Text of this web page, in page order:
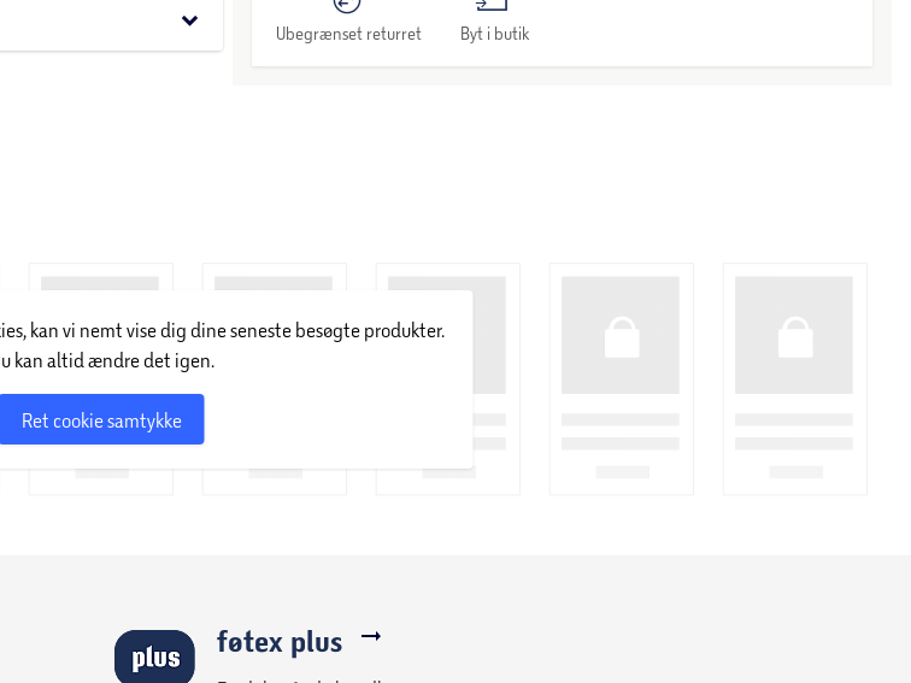
keyboard_arrow_down Ubegrænset returret Byt i butik
kan vi nemt vise dig dine seneste besøgte produkter.
kan altid ændre det igen.
Ret cookie samtykke
føtex plus